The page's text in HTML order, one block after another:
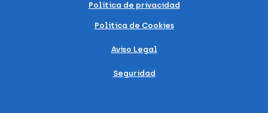
Política de privacidad
Política de Cookies
Aviso Legal
Seguridad